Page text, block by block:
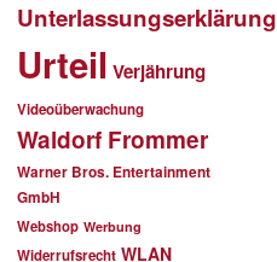
Unterlassungserklärung
Urteil Verjährung
Videoüberwachung
Waldorf Frommer
Warner Bros. Entertainment
GmbH
Webshop Werbung
Widerrufsrecht WLAN